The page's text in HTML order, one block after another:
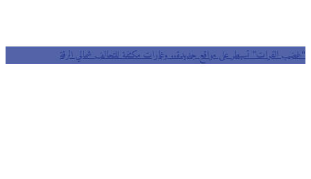
“غضب الفرات” تسيطر على مواقع جديدة.. وغارات مكثفة للتحالف شمالي الرقة